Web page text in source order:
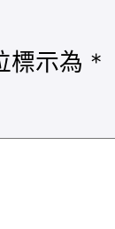
標示為 *